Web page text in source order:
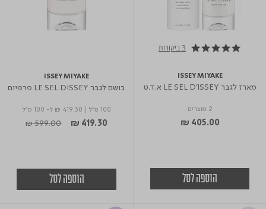
5.0 star rating 3 ביקורות
ISSEY MIYAKE
מארז לגבר LE SEL D'ISSEY א.ד.ט
2 מוצרים
₪ 405.00
הוספה לסל
ISSEY MIYAKE
בושם לגבר LE SEL DISSEY פרפיום
100 מ"ל ₪ 419.30 ל- 100 מ"ל
₪ 419.30
Price reduced from
₪ 599.00to
הוספה לסל